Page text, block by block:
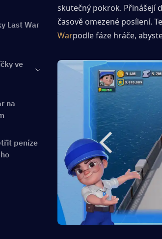
Last War
ve
na
peníze
skutečný pokrok. Přinášejí
časově omezené posílení.
Warpodle fáze hráče,